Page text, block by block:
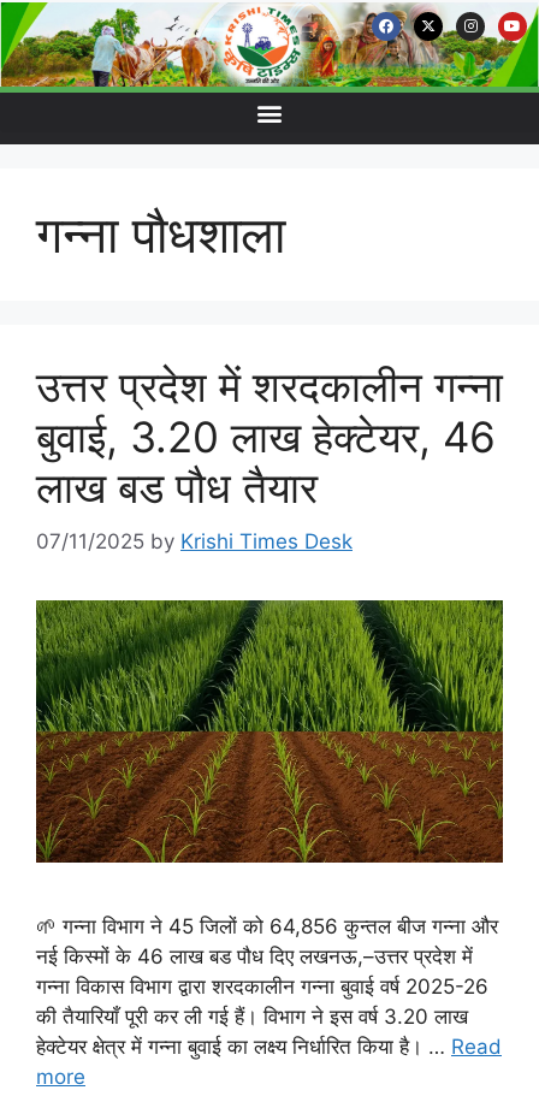
गन्ना पौधशाला
उत्तर प्रदेश में शरदकालीन गन्ना
बुवाई, 3.20 लाख हेक्टेयर, 46
लाख बड पौध तैयार
07/11/2025 by Krishi Times Desk
🌱 गन्ना विभाग ने 45 जिलों को 64,856 कुन्तल बीज गन्ना और
नई किस्मों के 46 लाख बड पौध दिए लखनऊ,–उत्तर प्रदेश में
गन्ना विकास विभाग द्वारा शरदकालीन गन्ना बुवाई वर्ष 2025-26
की तैयारियाँ पूरी कर ली गई हैं। विभाग ने इस वर्ष 3.20 लाख
हेक्टेयर क्षेत्र में गन्ना बुवाई का लक्ष्य निर्धारित किया है। … Read
more